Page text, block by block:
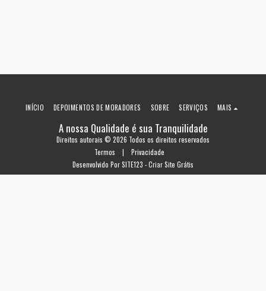
A nossa Qualidade é sua Tranquilidade
Direitos autorais © 2026 Todos os direitos reservados
Termos | Privacidade
Desenvolvido PorSITE123 -Criar Site Grátis
INÍCIO DEPOIMENTOS DE MORADORES SOBRE SERVIÇOS MAIS